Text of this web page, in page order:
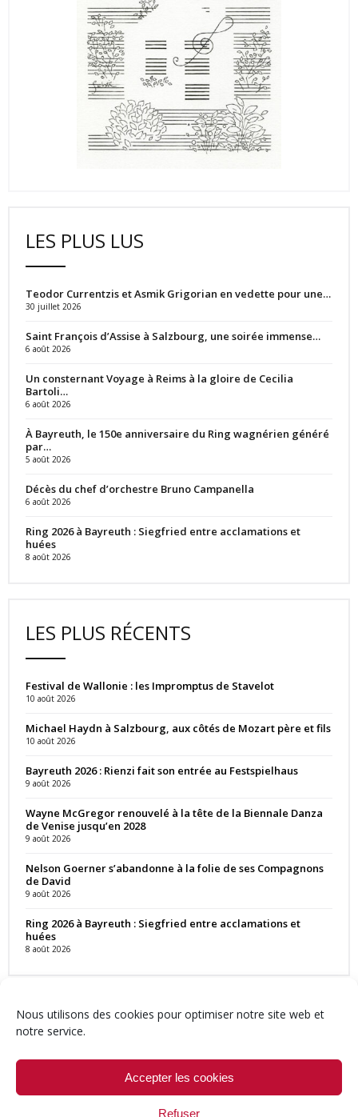
Nous utilisons des cookies pour optimiser notre site web et
notre service.
Accepter les cookies
Refuser
LES PLUS LUS
Teodor Currentzis et Asmik Grigorian en vedette pour une…
30 juillet 2026
Saint François d’Assise à Salzbourg, une soirée immense…
6 août 2026
Un consternant Voyage à Reims à la gloire de Cecilia
Bartoli…
6 août 2026
À Bayreuth, le 150e anniversaire du Ring wagnérien généré
par…
5 août 2026
Décès du chef d’orchestre Bruno Campanella
6 août 2026
Ring 2026 à Bayreuth : Siegfried entre acclamations et
huées
8 août 2026
LES PLUS RÉCENTS
Festival de Wallonie : les Impromptus de Stavelot
10 août 2026
Michael Haydn à Salzbourg, aux côtés de Mozart père et fils
10 août 2026
Bayreuth 2026 : Rienzi fait son entrée au Festspielhaus
9 août 2026
Wayne McGregor renouvelé à la tête de la Biennale Danza
de Venise jusqu’en 2028
9 août 2026
Nelson Goerner s’abandonne à la folie de ses Compagnons
de David
9 août 2026
Ring 2026 à Bayreuth : Siegfried entre acclamations et
huées
8 août 2026